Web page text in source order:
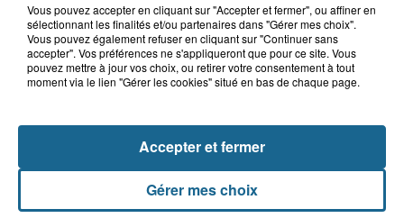
Gagnez vos entrées pour Plopsaland
Vous pouvez accepter en cliquant sur "Accepter et fermer", ou affiner en
sélectionnant les finalités et/ou partenaires dans "Gérer mes choix".
Vous pouvez également refuser en cliquant sur "Continuer sans
accepter". Vos préférences ne s'appliqueront que pour ce site. Vous
pouvez mettre à jour vos choix, ou retirer votre consentement à tout
moment via le lien "Gérer les cookies" situé en bas de chaque page.
Gérer mes choix
Accepter et fermer